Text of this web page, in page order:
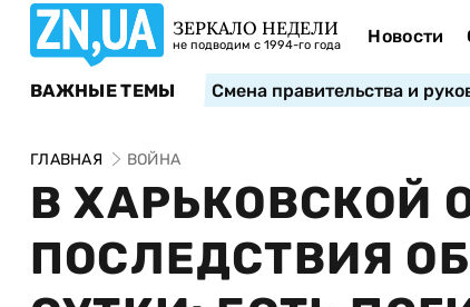
ЗЕРКАЛО НЕДЕЛИ
не подводим с 1994-го года Новости
ВАЖНЫЕ ТЕМЫ Смена правительства и
ГЛАВНАЯ ВОЙНА
В ХАРЬКОВСКОЙ
ПОСЛЕДСТВИЯ